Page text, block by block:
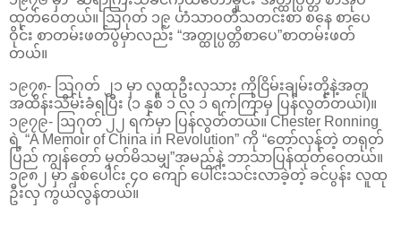
ထုတ်ဝေတယ်။ ဩဂုတ် ၁၉ ဟံသာဝတီသတင်းစာ စနေ စာပေ
ဝိုင်း စာတမ်းဖတ်ပွဲမှာလည်း “အတ္ထုပ္ပတ္တိစာပေ”စာတမ်းဖတ်
တယ်။
၁၉၇၈- ဩဂုတ် ၂၁ မှာ လူထုဦးလှသား ကိုငြိမ်းချမ်းတို့နဲ့အတူ
အထိန်းသိမ်းခံရပြီး (၁ နှစ် ၁ လ ၁ ရက်ကြာမှ ပြန်လွတ်တယ်၊)။
၁၉၇၉- ဩဂုတ် ၂၂ ရက်မှာ ပြန်လွတ်တယ်။ Chester Ronning
ရဲ့ “A Memoir of China in Revolution” ကို “တော်လှန်တဲ့ တရုတ်
ပြည် ကျွန်တော် မှတ်မိသမျှ”အမည်နဲ့ ဘာသာပြန်ထုတ်ဝေတယ်။
၁၉၈၂ မှာ နှစ်ပေါင်း ၄ဝ ကျော် ပေါင်းသင်းလာခဲ့တဲ့ ခင်ပွန်း လူထု
ဦးလှ ကွယ်လွန်တယ်။